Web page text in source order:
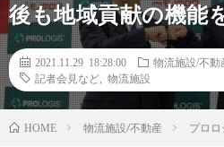
後も地域貢献の機能
2021.11.29 18:28:00
物流施設/不動
記者会見など
物流施設
HOME 物流施設/不動産 プロ